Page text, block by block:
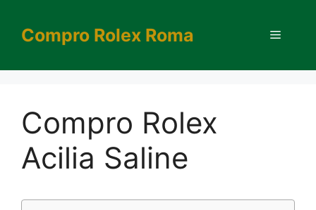
contenuto
Compro Rolex Roma Menu
Compro Rolex
Acilia Saline